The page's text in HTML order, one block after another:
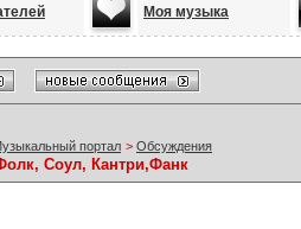
Моя музыка
портал > Обсуждения
Соул, Кантри,Фанк